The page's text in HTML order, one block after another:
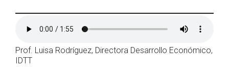
Prof. Luisa Rodríguez, Directora Desarrollo Económico,
IDTT